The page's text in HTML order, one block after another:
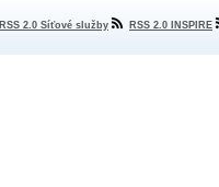
RSS 2.0 Síťové služby RSS 2.0 INSPIRE